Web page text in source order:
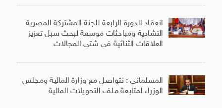
انعقاد الدورة الرابعة للجنة المشتركة المصرية
التشادية ومباحثات موسعة لبحث سبل تعزيز
العلاقات الثنائية فى شتى المجالات
المسلمانى : نتواصل مع وزارة المالية ومجلس
الوزراء لمتابعة ملف التحويلات المالية